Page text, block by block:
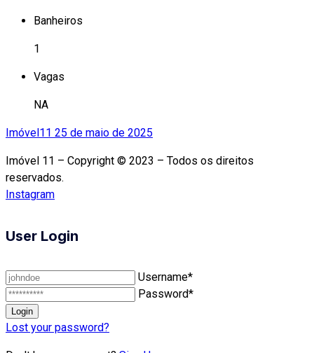
Banheiros
1
Vagas
NA
Imóvel11 25 de maio de 2025
Imóvel 11 – Copyright © 2023 – Todos os direitos
reservados.
Instagram
User Login
Username*
Password*
Lost your password?